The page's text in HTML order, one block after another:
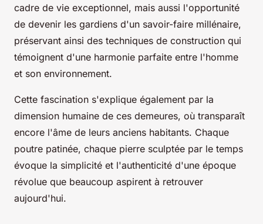
cadre de vie exceptionnel, mais aussi l'opportunité
de devenir les gardiens d'un savoir-faire millénaire,
préservant ainsi des techniques de construction qui
témoignent d'une harmonie parfaite entre l'homme
et son environnement.
Cette fascination s'explique également par la
dimension humaine de ces demeures, où transparaît
encore l'âme de leurs anciens habitants. Chaque
poutre patinée, chaque pierre sculptée par le temps
évoque la simplicité et l'authenticité d'une époque
révolue que beaucoup aspirent à retrouver
aujourd'hui.